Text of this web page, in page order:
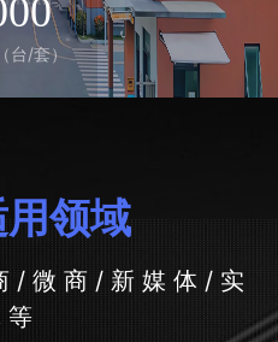
台/套）
领域
/微商/新媒体/实